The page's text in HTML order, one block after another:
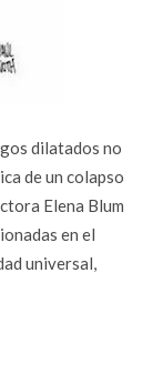
dilatados no
de un colapso
Elena Blum
en el
universal,